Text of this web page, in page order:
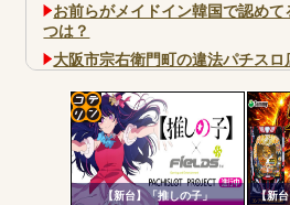
お前らがメイドイン韓国で認め
つは？
大阪市宗右衛門町の違法パチス
パチンコで人気のないキャラを
ワイ、パチンコ屋店員の目の前で
「今までありがとう」と...
無職のパチンコカス(22)なんやが
ヤバいか教えて？...
【新台】「推しの子」
【新
コテ
リン
- 固